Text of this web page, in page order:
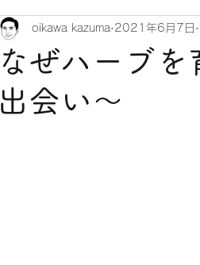
なぜハーブ
出会い〜
oikawa kazuma 2021年6月7日